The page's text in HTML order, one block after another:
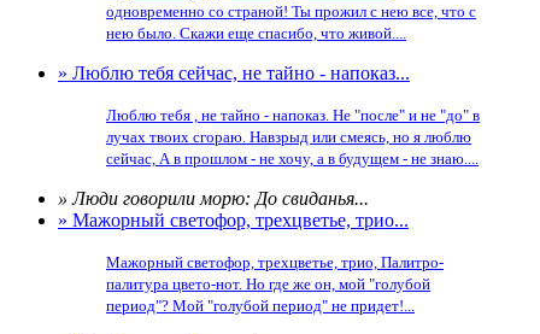
одновременно со страной! Ты прожил с нею все, что с
нею было. Скажи еще спасибо, что живой....
» Люблю тебя сейчас, не тайно - напоказ...
Люблю тебя , не тайно - напоказ. Не "после" и не "до" в
лучах твоих сгораю. Навзрыд или смеясь, но я люблю
сейчас, А в прошлом - не хочу, а в будущем - не знаю....
» Люди говорили морю: До свиданья...
» Мажорный светофор, трехцветье, трио...
Мажорный светофор, трехцветье, трио, Палитро-
палитура цвето-нот. Но где же он, мой "голубой
период"? Мой "голубой период" не придет!...